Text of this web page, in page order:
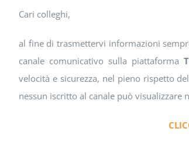
Cari colleghi,
al fine di trasmettervi informazioni
canale comunicativo sulla piattaforma
velocità e sicurezza, nel pieno rispetto
nessun iscritto al canale può